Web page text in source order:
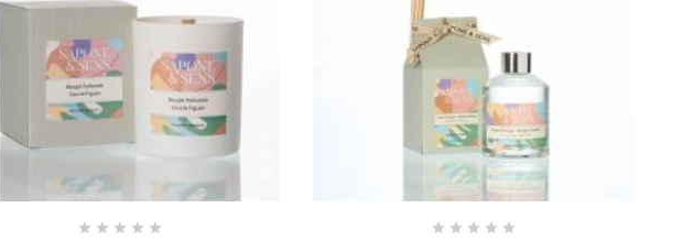
         